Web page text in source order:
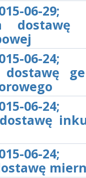
06-29;
dostawę
06-24;
06-24;
06-24;